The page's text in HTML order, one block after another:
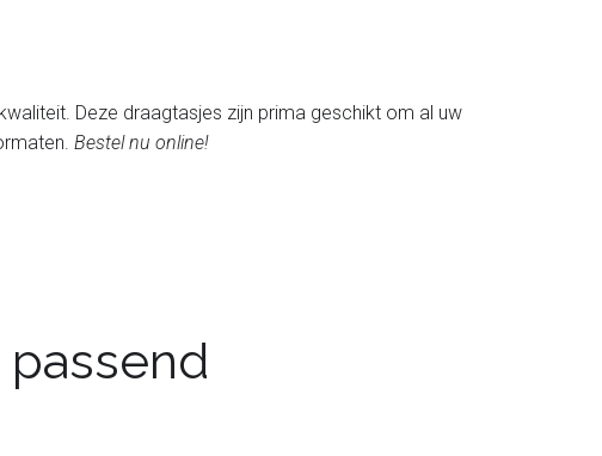
Deze draagtasjes zijn prima geschikt om al uw
Bestel nu online!